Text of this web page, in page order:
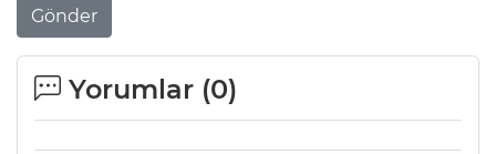
Gönder
Yorumlar (0)